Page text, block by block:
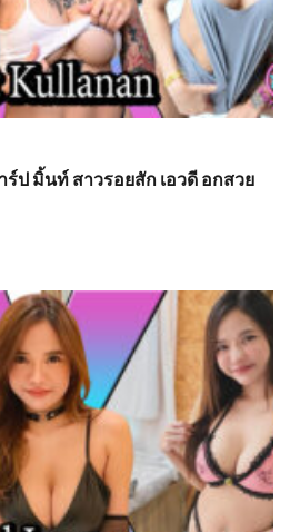
ป มิ้นท์ สาวรอยสัก เอวดี อกสวย